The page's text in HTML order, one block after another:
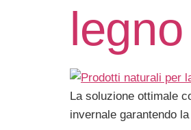
legno
La soluzione ottimale
invernale garantendo